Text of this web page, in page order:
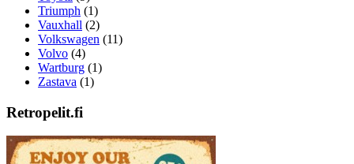
Triumph (1)
Vauxhall (2)
Volkswagen (11)
Volvo (4)
Wartburg (1)
Zastava (1)
Retropelit.fi